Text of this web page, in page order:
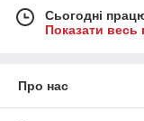
Сьогодні
Показати весь
Про нас